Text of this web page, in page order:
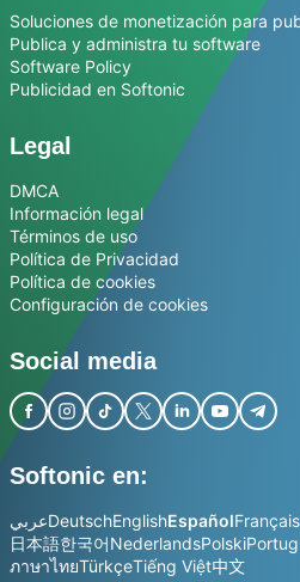
Soluciones de monetización para
Publica y administra tu software
Software Policy
Publicidad en Softonic
Legal
DMCA
Información legal
Términos de uso
Política de Privacidad
Política de cookies
Configuración de cookies
Social media
Softonic en:
عربيDeutschEnglishEspañolFrançais
日本語한국어NederlandsPolski
ภาษาไทยTürkçeTiếng Việt中文